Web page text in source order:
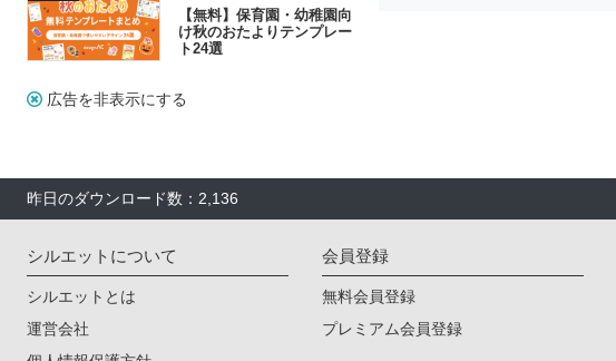
【無料】保育園・幼稚園向
け秋のおたよりテンプレー
ト24選
広告を非表示にする
昨日のダウンロード数：2,136
シルエットについて
シルエットとは
運営会社
会員登録
無料会員登録
プレミアム会員登録